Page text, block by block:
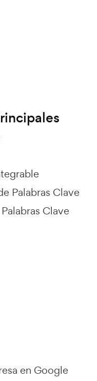
Palabras Clave
Clave
en Google